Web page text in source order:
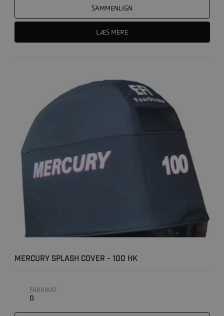
SAMMENLIGN
LÆS MERE
MERCURY SPLASH COVER - 100 HK
FABRIKAT
0